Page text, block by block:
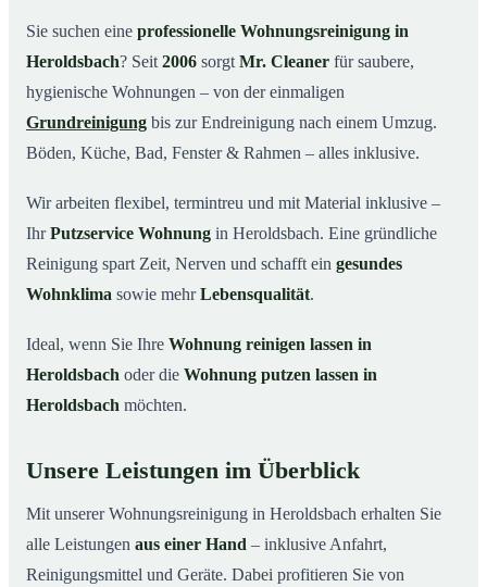
03Warum Mr. Cleaner in Heroldsbach?
04So funktioniert’s
05Typische Anlässe für eine Wohnungsreinigung
08So reinigen unsere Profis Ihre Wohnung in
Heroldsbach
Sie suchen eine professionelle Wohnungsreinigung in
Heroldsbach? Seit 2006 sorgt Mr. Cleaner für saubere,
hygienische Wohnungen – von der einmaligen
Grundreinigung bis zur Endreinigung nach einem Umzug.
Böden, Küche, Bad, Fenster & Rahmen – alles inklusive.
Wir arbeiten flexibel, termintreu und mit Material inklusive –
IhrPutzservice Wohnung in Heroldsbach. Eine gründliche
Reinigung spart Zeit, Nerven und schafft ein gesundes
Wohnklima sowie mehrLebensqualität.
Ideal, wenn Sie Ihre Wohnung reinigen lassen in
Heroldsbach oder die Wohnung putzen lassen in
Heroldsbach möchten.
Unsere Leistungen im Überblick
Mit unserer Wohnungsreinigung in Heroldsbach erhalten Sie
alle Leistungen aus einer Hand – inklusive Anfahrt,
Reinigungsmittel und Geräte. Dabei profitieren Sie von